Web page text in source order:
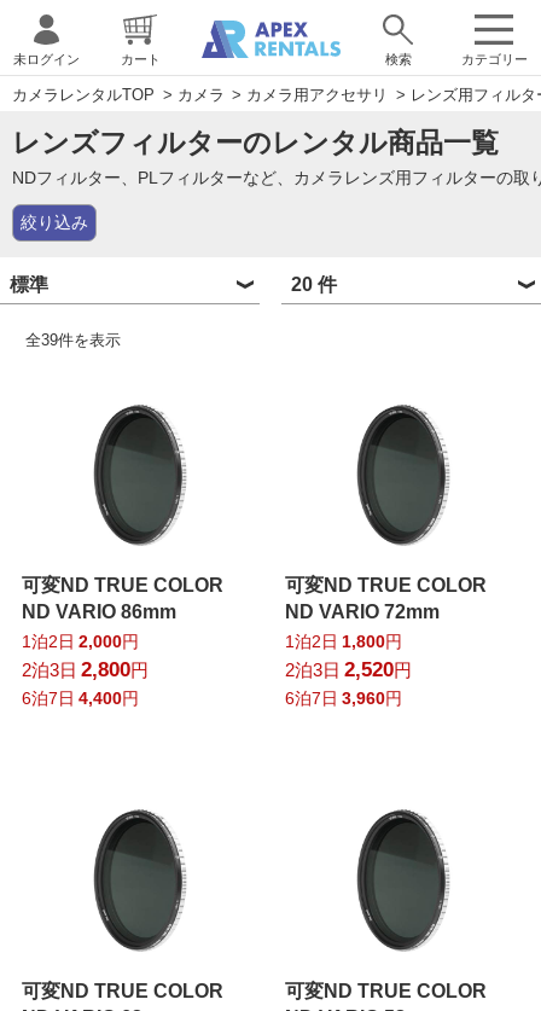
カテゴリー
未ログイン カート 検索
カメラレンタルTOP > カメラ > カメラ用アクセサリ > レンズ用フィルタ
レンズフィルターのレンタル商品一覧
NDフィルター、PLフィルターなど、カメラレンズ用フィルターの取
絞り込み
全39件を表示
可変ND TRUE COLOR
ND VARIO 86mm
1泊2日 2,000円
2泊3日 2,800円
6泊7日 4,400円
可変ND TRUE COLOR
ND VARIO 72mm
1泊2日 1,800円
2泊3日 2,520円
6泊7日 3,960円
可変ND TRUE COLOR
可変ND TRUE COLOR